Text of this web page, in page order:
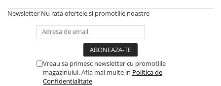
Newsletter Nu rata ofertele si promotiile noastre
Vreau sa primesc newsletter cu promotiile
magazinului. Afla mai multe in Politica de
Confidentialitate